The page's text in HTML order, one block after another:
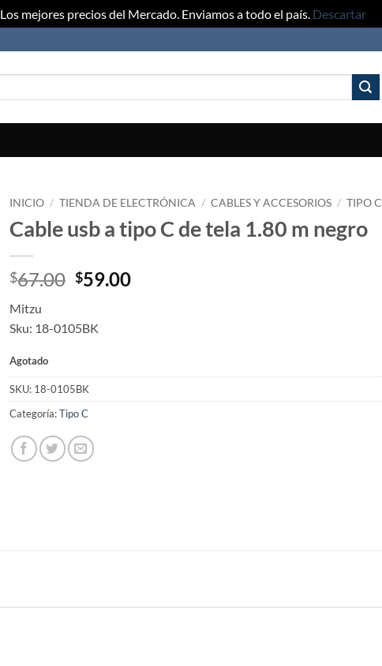
Los mejores precios del Mercado. Enviamos a todo el país. Descartar
INICIO / TIENDA DE ELECTRÓNICA / CABLES Y ACCESORIOS / TIPO C
Cable usb a tipo C de tela 1.80 m negro
$67.00 Original
$67.00.
$59.00Current
Mitzu
Sku: 18-0105BK
Agotado
SKU: 18-0105BK
Categoría:Tipo C